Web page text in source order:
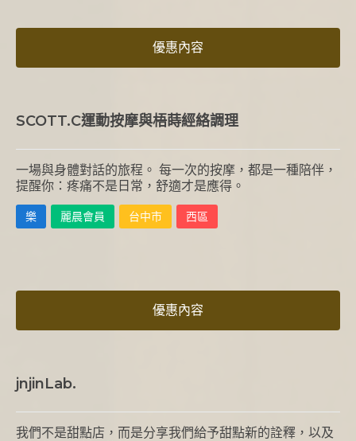
優惠內容
SCOTT.C運動按摩與梧蒔經絡調理
一場與身體對話的旅程。 每一次的按摩，都是一種陪伴，
提醒你：疼痛不是日常，舒適才是應得。
樂 麗晨會員 台中市 西區
優惠內容
jnjinLab.
我們不是甜點店，而是分享我們給予甜點新的詮釋，以及